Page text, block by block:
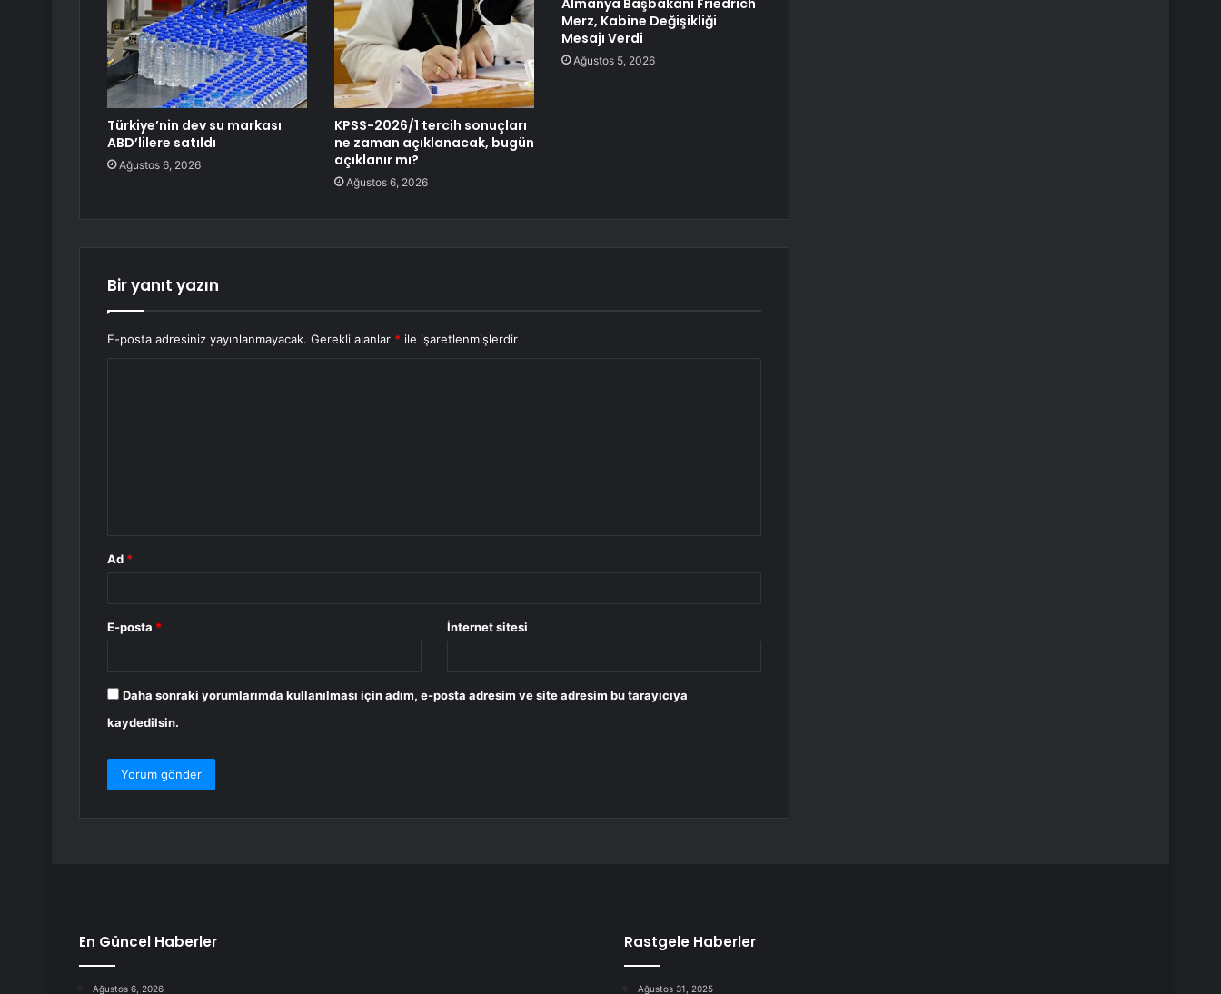
Türkiye’nin dev su markası
ABD’lilere satıldı
Ağustos 6, 2026
KPSS-2026/1 tercih sonuçları
ne zaman açıklanacak, bugün
açıklanır mı?
Ağustos 6, 2026
Almanya Başbakanı Friedrich
Merz, Kabine Değişikliği
Mesajı Verdi
Ağustos 5, 2026
Bir yanıt yazın
E-posta adresiniz yayınlanmayacak. Gerekli alanlar * ile işaretlenmişlerdir
Ad *
E-posta * İnternet sitesi
Daha sonraki yorumlarımda kullanılması için adım, e-posta adresim ve site adresim bu tarayıcıya
kaydedilsin.
En Güncel Haberler
Ağustos 6, 2026
Rastgele Haberler
Ağustos 31, 2025